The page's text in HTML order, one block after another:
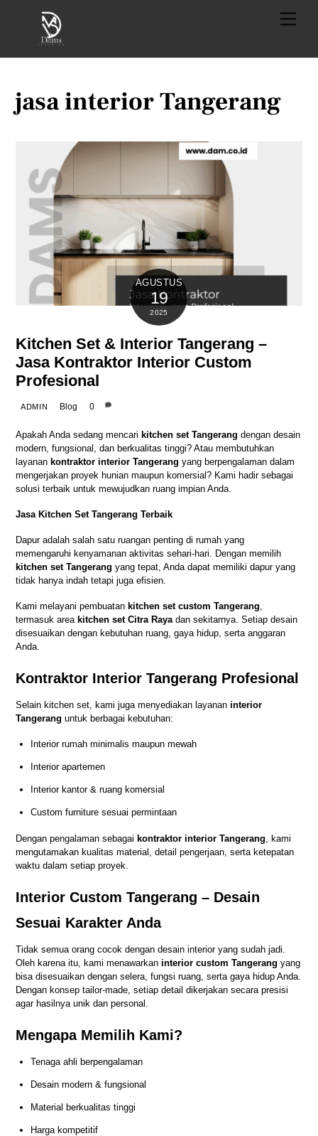
Menu
jasa interior Tangerang
AGUSTUS
19
2025
Kitchen Set & Interior Tangerang –
Jasa Kontraktor Interior Custom
Profesional
ADMIN Blog 0
Apakah Anda sedang mencari kitchen set Tangerang dengan desain
modern, fungsional, dan berkualitas tinggi? Atau membutuhkan
layanan kontraktor interior Tangerang yang berpengalaman dalam
mengerjakan proyek hunian maupun komersial? Kami hadir sebagai
solusi terbaik untuk mewujudkan ruang impian Anda.
Jasa Kitchen Set Tangerang Terbaik
Dapur adalah salah satu ruangan penting di rumah yang
memengaruhi kenyamanan aktivitas sehari-hari. Dengan memilih
kitchen set Tangerang yang tepat, Anda dapat memiliki dapur yang
tidak hanya indah tetapi juga efisien.
Kami melayani pembuatan kitchen set custom Tangerang
termasuk area kitchen set Citra Raya dan sekitarnya. Setiap desain
disesuaikan dengan kebutuhan ruang, gaya hidup, serta anggaran
Anda.
Kontraktor Interior Tangerang Profesional
Selain kitchen set, kami juga menyediakan layananinterior
Tangerang untuk berbagai kebutuhan:
Interior rumah minimalis maupun mewah
Interior apartemen
Interior kantor & ruang komersial
Custom furniture sesuai permintaan
Dengan pengalaman sebagai kontraktor interior Tangerang , kami
mengutamakan kualitas material, detail pengerjaan, serta ketepatan
waktu dalam setiap proyek.
Interior Custom Tangerang – Desain
Sesuai Karakter Anda
Tidak semua orang cocok dengan desain interior yang sudah jadi.
Oleh karena itu, kami menawarkaninterior custom Tangerang yang
bisa disesuaikan dengan selera, fungsi ruang, serta gaya hidup Anda.
Dengan konsep tailor-made, setiap detail dikerjakan secara presisi
agar hasilnya unik dan personal.
Mengapa Memilih Kami?
Tenaga ahli berpengalaman
Desain modern & fungsional
Material berkualitas tinggi
Harga kompetitif